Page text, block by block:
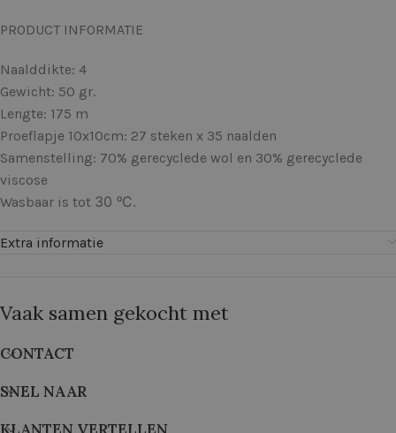
PRODUCT INFORMATIE
Naalddikte: 4
Gewicht: 50 gr.
Lengte: 175 m
Proeflapje 10x10cm: 27 steken x 35 naalden
Samenstelling: 70% gerecyclede wol en 30% gerecyclede
viscose
Wasbaar is tot 30 ᵒC.
Extra informatie
Vaak samen gekocht met
CONTACT
SNEL NAAR